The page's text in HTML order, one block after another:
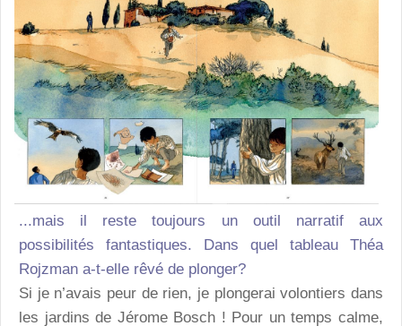
...mais il reste toujours un outil narratif aux
possibilités fantastiques. Dans quel tableau Théa
Rojzman a-t-elle rêvé de plonger?
Si je n’avais peur de rien, je plongerai volontiers dans
les jardins de Jérome Bosch ! Pour un temps calme,